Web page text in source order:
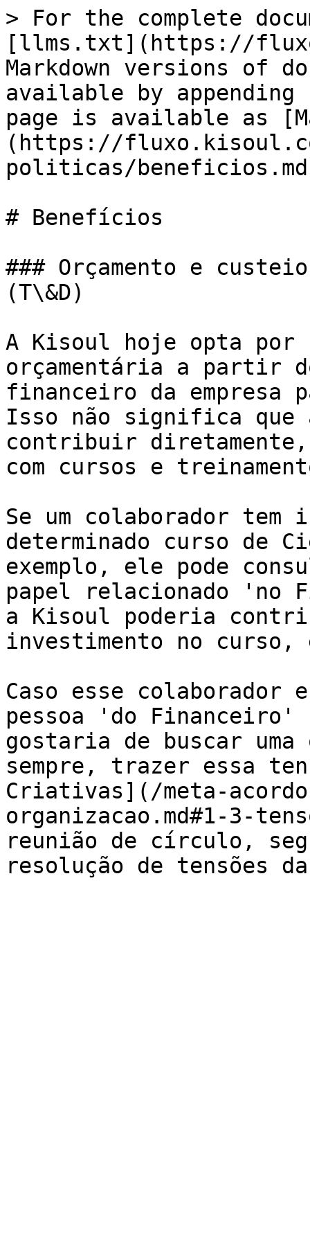
> For the complete
[llms.txt](https://
Markdown versions of
available by
page is available as
(https://
politicas/
# Benefícios
### Orçamento e
(T\&D)
A Kisoul hoje opta por
orçamentária a partir
financeiro da empresa
Isso não significa que
contribuir
com cursos e
Se um colaborador
determinado curso de
exemplo, ele pode
papel relacionado 'no
a Kisoul poderia
investimento no curso,
Caso esse colaborador
pessoa 'do
gostaria de buscar
sempre, trazer essa
Criativas](/meta-
organizacao.md#1-3-
reunião de círculo,